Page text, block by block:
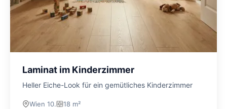
Laminat im Kinderzimmer
Heller Eiche-Look für ein gemütliches Kinderzimmer
Wien 10. 18 m²